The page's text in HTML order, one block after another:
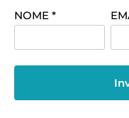
NOME *